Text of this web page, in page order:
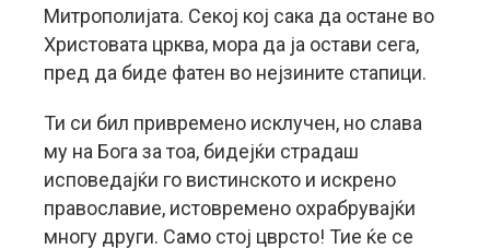
Митрополијата. Секој кој сака да остане во
Христовата црква, мора да ја остави сега,
пред да биде фатен во нејзините стапици.
Ти си бил привремено исклучен, но слава
му на Бога за тоа, бидејќи страдаш
исповедајќи го вистинското и искрено
православие, истовремено охрабрувајќи
многу други. Само стој цврсто! Тие ќе се